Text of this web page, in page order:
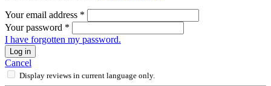
Your email address *
Your password *
I have forgotten my password.
Log in
Cancel
Display reviews in current language only.